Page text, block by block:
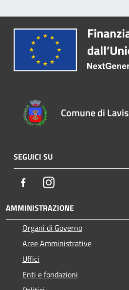
Comune di Lavis
SEGUICI SU
FacebookInstagram
AMMINISTRAZIONE
Organi di Governo
Aree Amministrative
Uffici
Enti e fondazioni